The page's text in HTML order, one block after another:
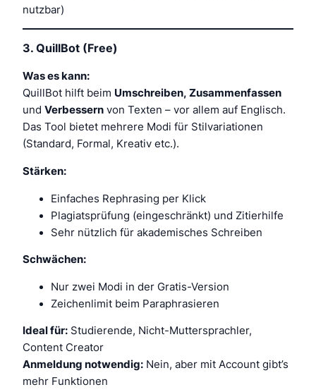
nutzbar)
3. QuillBot (Free)
Was es kann:
QuillBot hilft beim Umschreiben, Zusammenfassen
und Verbessern von Texten – vor allem auf Englisch.
Das Tool bietet mehrere Modi für Stilvariationen
(Standard, Formal, Kreativ etc.).
Stärken:
Einfaches Rephrasing per Klick
Plagiatsprüfung (eingeschränkt) und Zitierhilfe
Sehr nützlich für akademisches Schreiben
Schwächen:
Nur zwei Modi in der Gratis-Version
Zeichenlimit beim Paraphrasieren
Ideal für: Studierende, Nicht-Muttersprachler,
Content Creator
Anmeldung notwendig: Nein, aber mit Account gibt’s
mehr Funktionen